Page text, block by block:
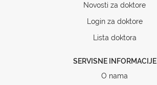
Novosti za doktore
Login za doktore
Lista doktora
SERVISNE INFORMACIJE
O nama